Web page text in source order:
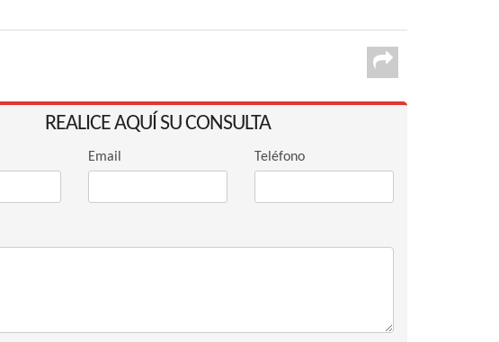
REALICE AQUÍ SU CONSULTA
Email Teléfono